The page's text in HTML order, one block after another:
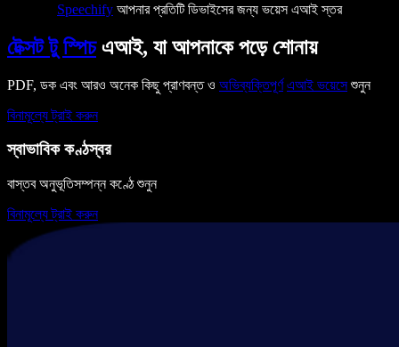
Speechify আপনার প্রতিটি ডিভাইসের জন্য ভয়েস এআই স্তর
টেক্সট টু স্পিচএআই, যা আপনাকে পড়ে শোনায়
PDF, ডক এবং আরও অনেক কিছু প্রাণবন্ত ও অভিব্যক্তিপূর্ণ এআই ভয়েসেশুনুন
বিনামূল্যে ট্রাই করুন
স্বাভাবিক কণ্ঠস্বর
বাস্তব অনুভূতিসম্পন্ন কণ্ঠে শুনুন
বিনামূল্যে ট্রাই করুন